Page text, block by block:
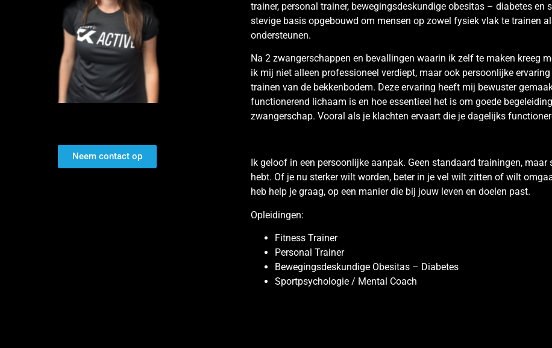
Neem contact op
trainer, personal trainer, bewegingsdeskundige obesitas – diabetes en
stevige basis opgebouwd om mensen op zowel fysiek vlak te trainen
ondersteunen.
Na 2 zwangerschappen en bevallingen waarin ik zelf te maken kreeg
ik mij niet alleen professioneel verdiept, maar ook persoonlijke
trainen van de bekkenbodem. Deze ervaring heeft mij bewuster
functionerend lichaam is en hoe essentieel het is om goede
zwangerschap. Vooral als je klachten ervaart die je dagelijks
Ik geloof in een persoonlijke aanpak. Geen standaard trainingen,
hebt. Of je nu sterker wilt worden, beter in je vel wilt zitten of wilt
heb help je graag, op een manier die bij jouw leven en doelen past.
Opleidingen:
Fitness Trainer
Personal Trainer
Bewegingsdeskundige Obesitas – Diabetes
Sportpsychologie / Mental Coach